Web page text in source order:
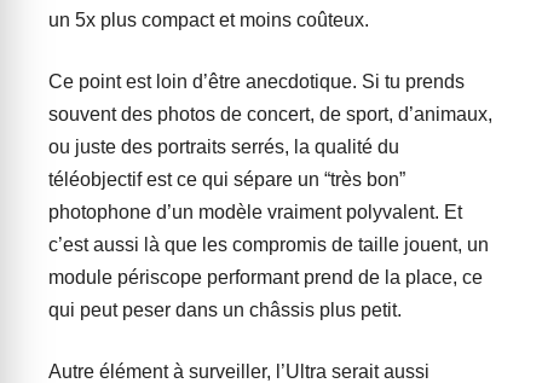
un 5x plus compact et moins coûteux.
Ce point est loin d’être anecdotique. Si tu prends
souvent des photos de concert, de sport, d’animaux,
ou juste des portraits serrés, la qualité du
téléobjectif est ce qui sépare un “très bon”
photophone d’un modèle vraiment polyvalent. Et
c’est aussi là que les compromis de taille jouent, un
module périscope performant prend de la place, ce
qui peut peser dans un châssis plus petit.
Autre élément à surveiller, l’Ultra serait aussi